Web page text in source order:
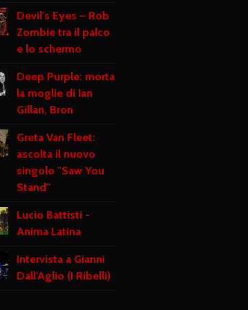
Devil's Eyes – Rob
Zombie tra il palco
e lo schermo
Deep Purple: morta
la moglie di Ian
Gillan, Bron
Greta Van Fleet:
ascolta il nuovo
singolo "Saw You
Stand"
Lucio Battisti -
Anima Latina
Intervista a Gianni
Dall'Aglio (I Ribelli)